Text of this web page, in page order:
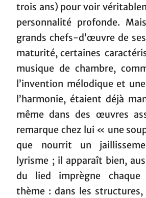
trois ans) pour voir
personnalité profonde.
grands chefs-d’œuvre de
maturité, certaines
musique de chambre,
l’invention mélodique et
l’harmonie, étaient déjà
même dans des œuvres
remarque chez lui « une
que nourrit un
lyrisme ; il apparaît bien,
du lied imprègne chaque
thème : dans les